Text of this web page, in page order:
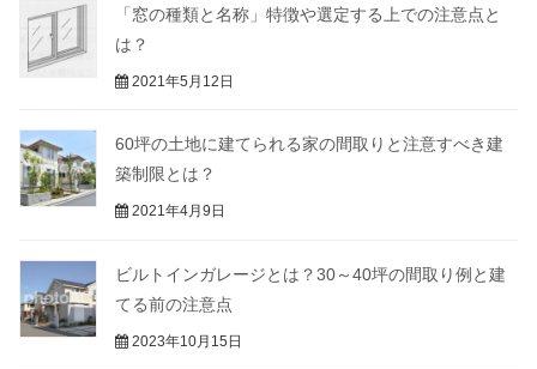
す
)「窓の種類と名称」特徴や選定する上での注意点と
は？
2021年5月12日
60坪の土地に建てられる家の間取りと注意すべき建
築制限とは？
2021年4月9日
ビルトインガレージとは？30～40坪の間取り例と建
てる前の注意点
2023年10月15日